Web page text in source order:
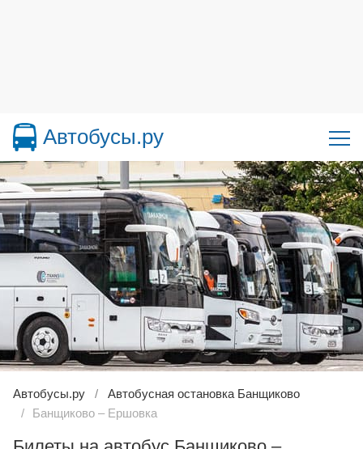
Автобусы.ру
Автобусы.ру
Автобусная остановка Банщиково
Банщиково – Ершовка